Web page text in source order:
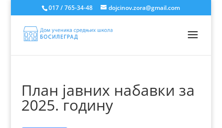
017 / 765-34-48 dojcinov.zora@gmail.com
План јавних набавки за
2025. годину